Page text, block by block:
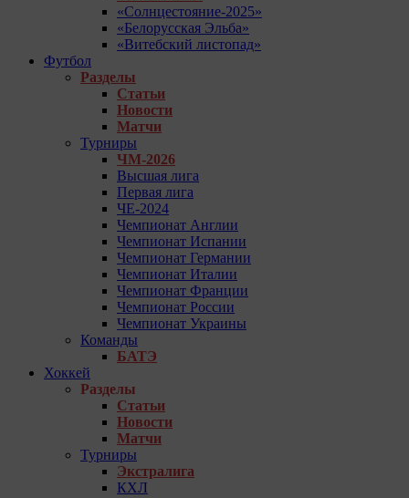
«Солнцестояние-2025»
«Белорусская Эльба»
«Витебский листопад»
Футбол
Разделы
Статьи
Новости
Матчи
Турниры
ЧМ-2026
Высшая лига
Первая лига
ЧЕ-2024
Чемпионат Англии
Чемпионат Испании
Чемпионат Германии
Чемпионат Италии
Чемпионат Франции
Чемпионат России
Чемпионат Украины
Команды
БАТЭ
Хоккей
Разделы
Статьи
Новости
Матчи
Турниры
Экстралига
КХЛ